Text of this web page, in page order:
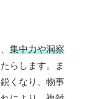
集中力や洞察
らします。ま
くなり、物事